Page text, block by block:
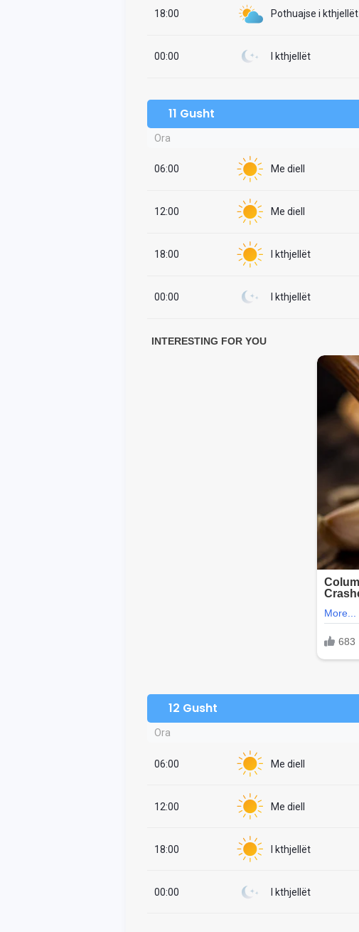
18:00 Pothuajse i kthjellët
00:00 I kthjellët
11 Gusht
Ora
06:00 Me diell
12:00 Me diell
18:00 I kthjellët
00:00 I kthjellët
12 Gusht
Ora
06:00 Me diell
12:00 Me diell
18:00 I kthjellët
00:00 I kthjellët